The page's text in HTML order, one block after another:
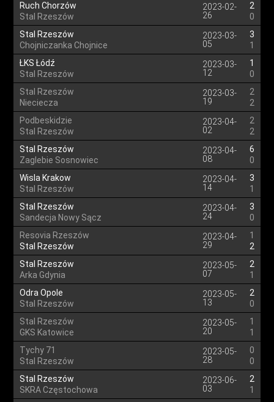
Ruch Chorzów
Stal Rzeszów
2023-02-
26
2
0
Stal Rzeszów
Chojniczanka Chojnice
2023-03-
05
3
1
ŁKS Łódź
Stal Rzeszów
2023-03-
12
1
0
Stal Rzeszów
Nieciecza
2023-03-
19
2
2
Podbeskidzie
Stal Rzeszów
2023-04-
02
2
2
Stal Rzeszów
Zaglebie Sosnowiec
2023-04-
08
6
0
Wisla Krakow
Stal Rzeszów
2023-04-
14
3
1
Stal Rzeszów
Sandecja Nowy Sącz
2023-04-
24
3
0
Resovia Rzeszów
Stal Rzeszów
2023-04-
29
1
2
Stal Rzeszów
Arka Gdynia
2023-05-
07
2
1
Odra Opole
Stal Rzeszów
2023-05-
13
2
0
Stal Rzeszów
GKS Katowice
2023-05-
20
1
1
Tychy 71
Stal Rzeszów
2023-05-
28
0
0
Stal Rzeszów
SKRA Częstochowa
2023-06-
03
2
1